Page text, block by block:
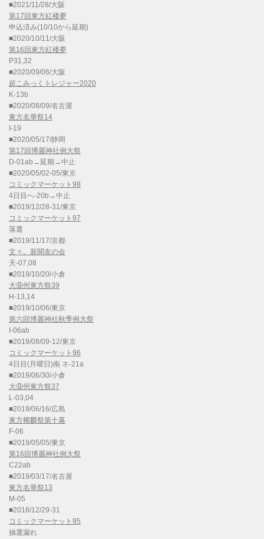
■2021/11/28/大阪
第17回東方紅楼夢
申込済み(10/10から延期)
■2020/10/11/大阪
第16回東方紅楼夢
P31,32
■2020/09/06/大阪
超こみっくトレジャー2020
K-13b
■2020/08/09/名古屋
東方名華祭14
I-19
■2020/05/17/静岡
第17回博麗神社例大祭
D-01ab→延期→中止
■2020/05/02-05/東京
コミックマーケット98
4日目へ-20b→中止
■2019/12/28-31/東京
コミックマーケット97
落選
■2019/11/17/京都
文々。新聞友の会
天-07,08
■2019/10/20/小倉
大⑨州東方祭39
H-13,14
■2019/10/06/東京
第六回博麗神社秋季例大祭
I-06ab
■2019/08/09-12/東京
コミックマーケット96
4日目(月曜日)南 ネ-21a
■2019/06/30/小倉
大⑨州東方祭37
L-03,04
■2019/06/16/広島
東方椰麟祭第十幕
F-06
■2019/05/05/東京
第16回博麗神社例大祭
C22ab
■2019/03/17/名古屋
東方名華祭13
M-05
■2018/12/29-31
コミックマーケット95
抽選漏れ